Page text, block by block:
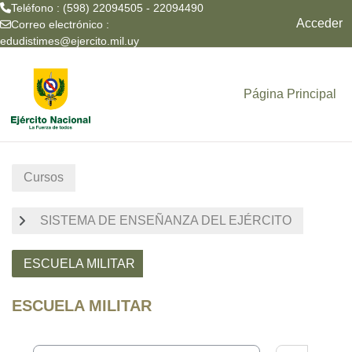
Teléfono : (598) 22094505 - 22094490
Correo electrónico :
edudistimes@ejercito.mil.uy
Acceder
Página Principal
Cursos
SISTEMA DE ENSEÑANZA DEL EJÉRCITO
ESCUELA MILITAR
ESCUELA MILITAR